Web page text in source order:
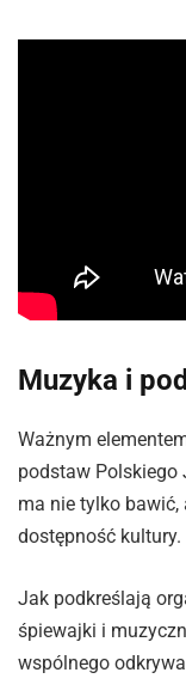
Muzyka i
Ważnym
podstaw Polskiego
ma nie tylko bawić,
dostępność kultury.
Jak podkreślają
śpiewajki i
wspólnego